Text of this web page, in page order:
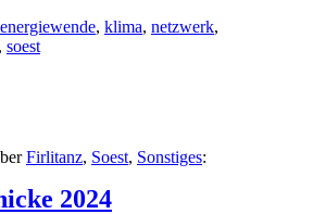
energiewende, klima, netzwerk,
, soest
Firlitanz, Soest, Sonstiges:
2024